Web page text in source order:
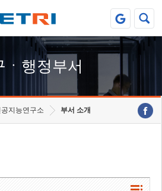
ㆍ행정부서
공지능연구소 부서 소개